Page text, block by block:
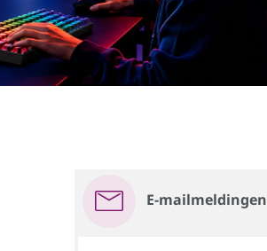
E-mailmeldingen